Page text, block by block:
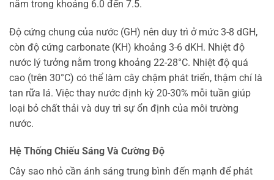
nằm trong khoảng 6.0 đến 7.5.
Độ cứng chung của nước (GH) nên duy trì ở mức 3-8 dGH,
còn độ cứng carbonate (KH) khoảng 3-6 dKH. Nhiệt độ
nước lý tưởng nằm trong khoảng 22-28°C. Nhiệt độ quá
cao (trên 30°C) có thể làm cây chậm phát triển, thậm chí là
tan rữa lá. Việc thay nước định kỳ 20-30% mỗi tuần giúp
loại bỏ chất thải và duy trì sự ổn định của môi trường
nước.
Hệ Thống Chiếu Sáng Và Cường Độ
Cây sao nhỏ cần ánh sáng trung bình đến mạnh để phát